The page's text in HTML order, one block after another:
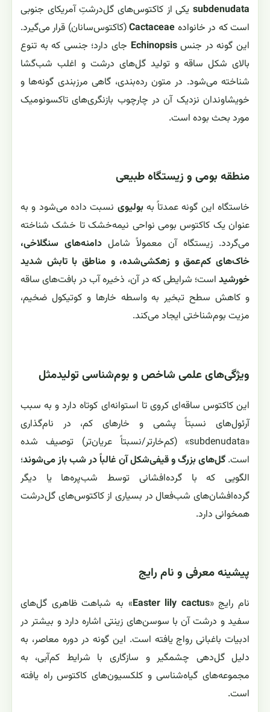
subdenudataیکی از کاکتوس‌های گل‌درشتِ آمریکای جنوبی
است که در خانواده Cactaceae(کاکتوس‌سانان) قرار می‌گیرد.
این گونه در جنسEchinopsis جای دارد؛ جنسی که به تنوع
بالای شکل ساقه و تولید گل‌های درشت و اغلب شب‌گشا
شناخته می‌شود. در متون رده‌بندی، گاهی مرزبندی گونه‌ها و
خویشاوندان نزدیک آن در چارچوب بازنگری‌های تاکسونومیک
مورد بحث بوده است.
منطقه بومی و زیستگاه طبیعی
خاستگاه این گونه عمدتاً بهبولیوی نسبت داده می‌شود و به
عنوان یک کاکتوس بومی نواحی نیمه‌خشک تا خشک شناخته
می‌گردد. زیستگاه آن معمولاً شاملدامنه‌های سنگلاخی،
خاک‌های کم‌عمق و زهکشی‌شده، و مناطق با تابش شدید
خورشیداست؛ شرایطی که در آن، ذخیره آب در بافت‌های ساقه
و کاهش سطح تبخیر به واسطه خارها و کوتیکول ضخیم،
مزیت بوم‌شناختی ایجاد می‌کند.
ویژگی‌های علمی شاخص و بوم‌شناسی تولیدمثل
این کاکتوس ساقه‌ای کروی تا استوانه‌ای کوتاه دارد و به سبب
آرئول‌های نسبتاً پشمی و خارهای کم، در نام‌گذاری
«subdenudata» (کم‌خارتر/نسبتاً عریان‌تر) توصیف شده
است. گل‌های بزرگ و قیفی‌شکل آن غالباً در شب باز می‌شوند؛
الگویی که با گرده‌افشانی توسط شب‌پره‌ها یا دیگر
گرده‌افشان‌های شب‌فعال در بسیاری از کاکتوس‌های گل‌درشت
همخوانی دارد.
پیشینه معرفی و نام رایج
نام رایج «Easter lily cactus» به شباهت ظاهری گل‌های
سفید و درشت آن با سوسن‌های زینتی اشاره دارد و بیشتر در
ادبیات باغبانی رواج یافته است. این گونه در دوره معاصر، به
دلیل گل‌دهی چشمگیر و سازگاری با شرایط کم‌آبی، به
مجموعه‌های گیاه‌شناسی و کلکسیون‌های کاکتوس راه یافته
است.